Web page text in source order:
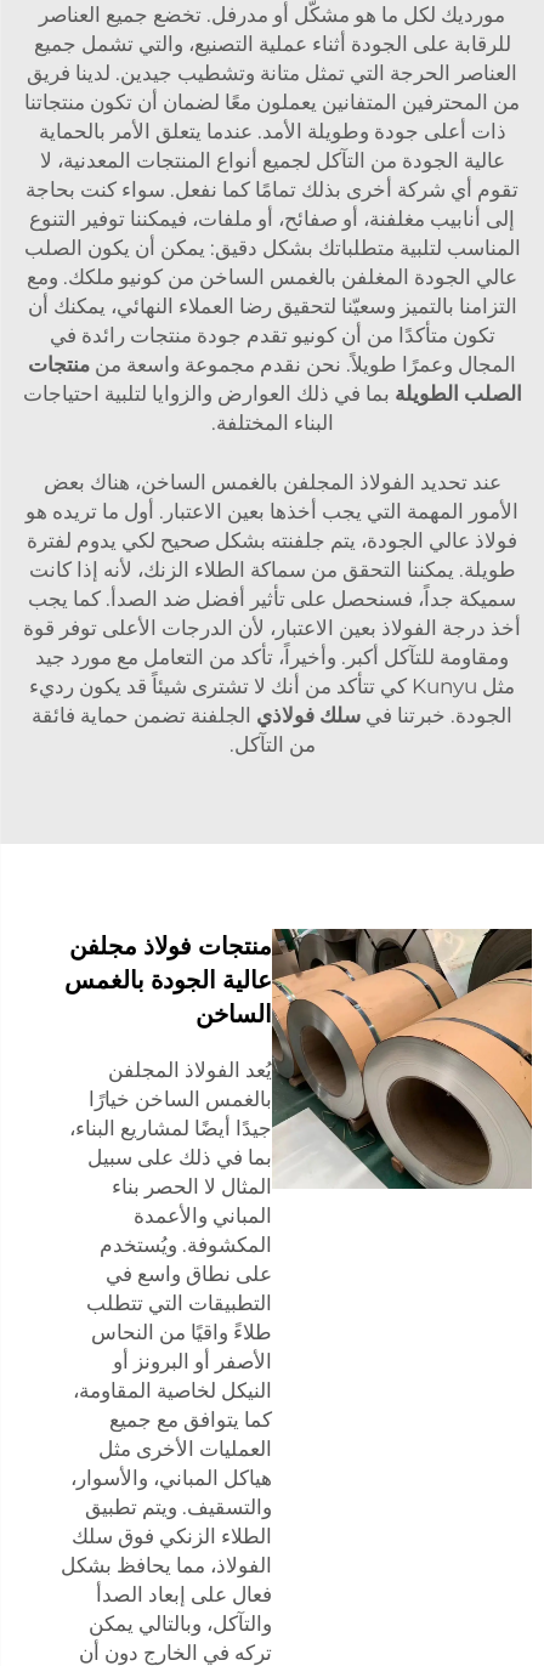
مورديك لكل ما هو مشكّل أو مدرفل. تخضع جميع العناصر
للرقابة على الجودة أثناء عملية التصنيع، والتي تشمل جميع
العناصر الحرجة التي تمثل متانة وتشطيب جيدين. لدينا فريق
من المحترفين المتفانين يعملون معًا لضمان أن تكون منتجاتنا
ذات أعلى جودة وطويلة الأمد. عندما يتعلق الأمر بالحماية
عالية الجودة من التآكل لجميع أنواع المنتجات المعدنية، لا
تقوم أي شركة أخرى بذلك تمامًا كما نفعل. سواء كنت بحاجة
إلى أنابيب مغلفنة، أو صفائح، أو ملفات، فيمكننا توفير التنوع
المناسب لتلبية متطلباتك بشكل دقيق: يمكن أن يكون الصلب
عالي الجودة المغلفن بالغمس الساخن من كونيو ملكك. ومع
التزامنا بالتميز وسعيّنا لتحقيق رضا العملاء النهائي، يمكنك أن
تكون متأكدًا من أن كونيو تقدم جودة منتجات رائدة في
المجال وعمرًا طويلاً. نحن نقدم مجموعة واسعة من منتجات
الصلب الطويلة بما في ذلك العوارض والزوايا لتلبية احتياجات
البناء المختلفة.
عند تحديد الفولاذ المجلفن بالغمس الساخن، هناك بعض
الأمور المهمة التي يجب أخذها بعين الاعتبار. أول ما تريده هو
فولاذ عالي الجودة، يتم جلفنته بشكل صحيح لكي يدوم لفترة
طويلة. يمكننا التحقق من سماكة الطلاء الزنك، لأنه إذا كانت
سميكة جداً، فسنحصل على تأثير أفضل ضد الصدأ. كما يجب
أخذ درجة الفولاذ بعين الاعتبار، لأن الدرجات الأعلى توفر قوة
ومقاومة للتآكل أكبر. وأخيراً، تأكد من التعامل مع مورد جيد
مثل Kunyu كي تتأكد من أنك لا تشترى شيئاً قد يكون رديء
الجودة. خبرتنا في سلك فولاذي الجلفنة تضمن حماية فائقة
من التآكل.
منتجات فولاذ مجلفن
عالية الجودة بالغمس
الساخن
يُعد الفولاذ المجلفن
بالغمس الساخن خيارًا
جيدًا أيضًا لمشاريع البناء،
بما في ذلك على سبيل
المثال لا الحصر بناء
المباني والأعمدة
المكشوفة. ويُستخدم
على نطاق واسع في
التطبيقات التي تتطلب
طلاءً واقيًا من النحاس
الأصفر أو البرونز أو
النيكل لخاصية المقاومة،
كما يتوافق مع جميع
العمليات الأخرى مثل
هياكل المباني، والأسوار،
والتسقيف. ويتم تطبيق
الطلاء الزنكي فوق سلك
الفولاذ، مما يحافظ بشكل
فعال على إبعاد الصدأ
والتآكل، وبالتالي يمكن
تركه في الخارج دون أن